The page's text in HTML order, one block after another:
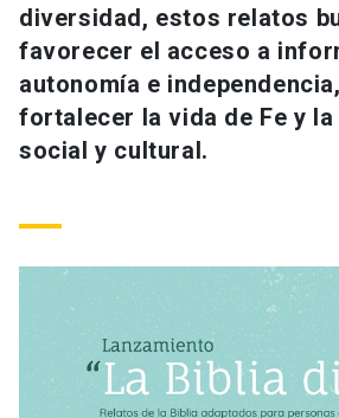
Información para keyboard_arrow_down
Futuros estudiantes
Estudiantes
Personal
launch
Padres y familia
Go to english site launch
ACCESOS DIRECTOS
launch
Mi Portal UC launch
Medios Biblioteca launch
diversidad, estos relatos
favorecer el acceso a
autonomía e
fortalecer la vida de Fe y
social y cultural.